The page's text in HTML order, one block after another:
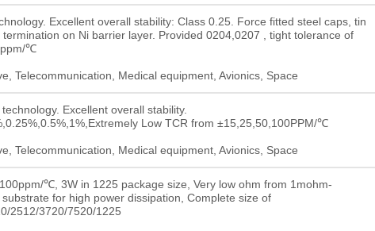
Excellent overall stability: Class 0.25. Force fitted steel caps, tin
on Ni barrier layer. Provided 0204,0207 , tight tolerance of
ppm/℃
Telecommunication, Medical equipment, Avionics, Space
Excellent overall stability.
Low TCR from ±15,25,50,100PPM/℃
Telecommunication, Medical equipment, Avionics, Space
℃, 3W in 1225 package size, Very low ohm from 1mohm-
for high power dissipation, Complete size of
2512/3720/7520/1225